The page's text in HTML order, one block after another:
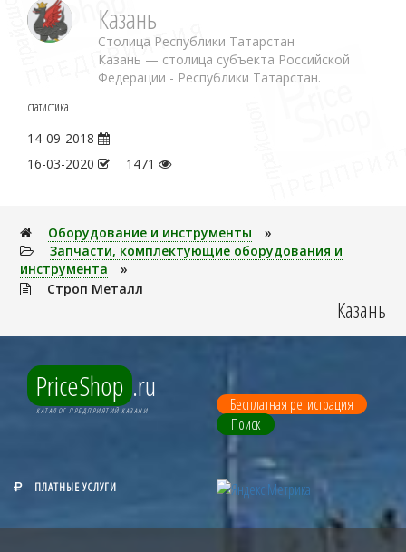
Казань
Столица Республики Татарстан
Казань — столица субъекта Российской
Федерации - Республики Татарстан.
статистика
14-09-2018
16-03-2020
1471
Оборудование и инструменты
»
Запчасти, комплектующие оборудования и
инструмента
»
Строп Металл
Казань
PriceShop .ru
КАТАЛОГ ПРЕДПРИЯТИЙ КАЗАНИ
Бесплатная регистрация
Поиск
ПЛАТНЫЕ УСЛУГИ